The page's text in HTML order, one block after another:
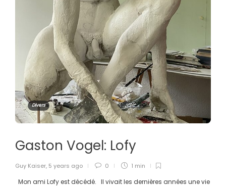
Divers
Gaston Vogel: Lofy
Guy Kaiser, 5 years ago 0 1 min
Mon ami Lofy est décédé. Il vivait les dernières années une vie